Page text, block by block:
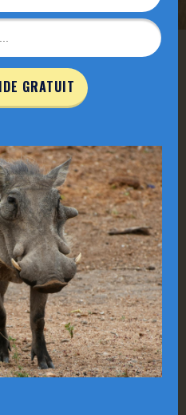
province du Kwazoulou Natal
pays. »
, Kliptown, Soweto, 26 juin 1955
GRATUIT